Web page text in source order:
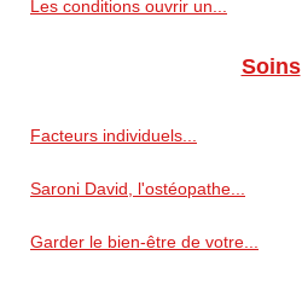
Les conditions ouvrir un...
Soins
Facteurs individuels...
Saroni David, l'ostéopathe...
Garder le bien-être de votre...